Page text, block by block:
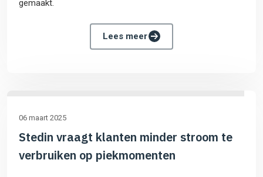
gemaakt.
Lees meer
06 maart 2025
Stedin vraagt klanten minder stroom te
verbruiken op piekmomenten